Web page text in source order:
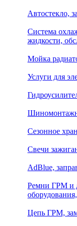
Автостекло,
Система
жидкости,
Мойка
Услуги для
Сезонное
Свечи
AdBlue,
Ремни ГРМ и
Цепь ГРМ,